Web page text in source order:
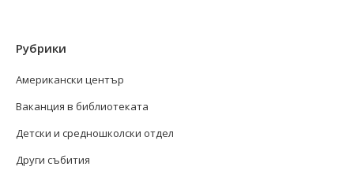
Рубрики
Американски център
Ваканция в библиотеката
Детски и средношколски отдел
Други събития